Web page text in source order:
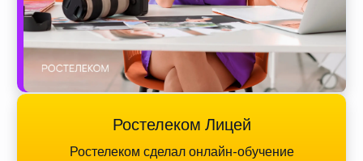
Ростелеком Лицей
Ростелеком сделал онлайн-обучение